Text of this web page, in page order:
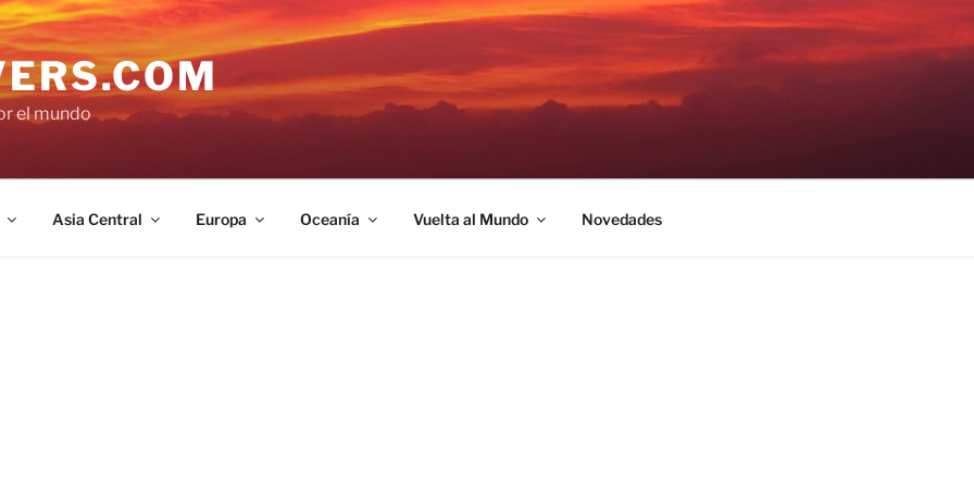
el mundo
Asia Central Europa Oceanía Vuelta al Mundo Novedades